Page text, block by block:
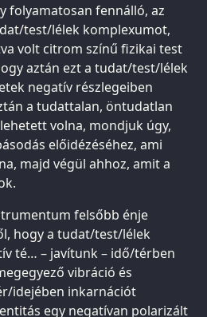
folyamatosan fennálló, az
test/lélek komplexumot,
volt citrom színű fizikai test
aztán ezt a tudat/test/lélek
negatív részlegeiben
a tudattalan, öntudatlan
volna, mondjuk úgy,
előidézéséhez, ami
majd végül ahhoz, amit a
felsőbb énje
hogy a tudat/test/lélek
té… – javítunk – idő/térben
vibráció és
idejében inkarnációt
egy negatívan polarizált